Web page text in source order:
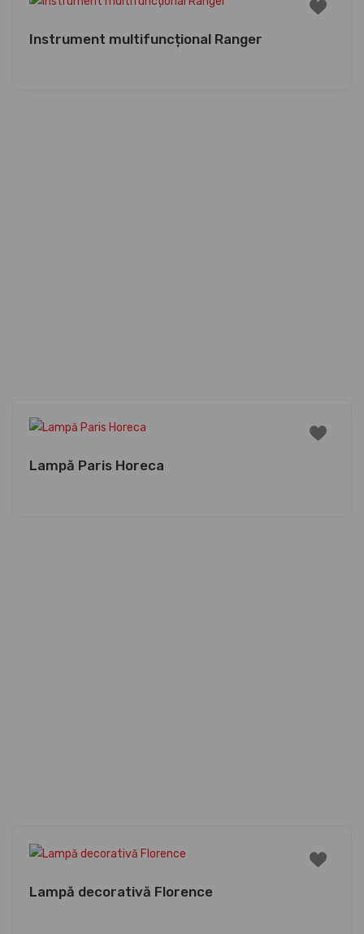
Instrument multifuncțional Ranger
Lampă Paris Horeca
Lampă decorativă Florence